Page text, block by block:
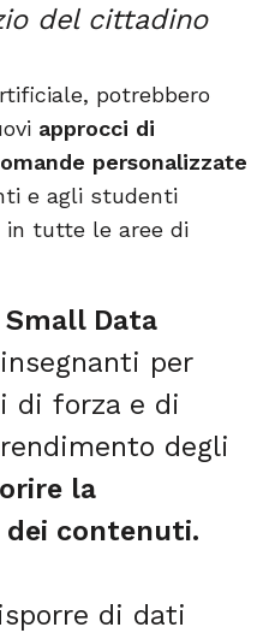
del cittadino
potrebbero
approcci di
personalizzate
e agli studenti
in tutte le aree di
Small Data
per
di forza e di
degli
la
dei contenuti.
di dati